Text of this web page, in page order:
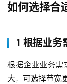
如何选择合
1 根据业务
根据企业业务需
大，可选择带宽